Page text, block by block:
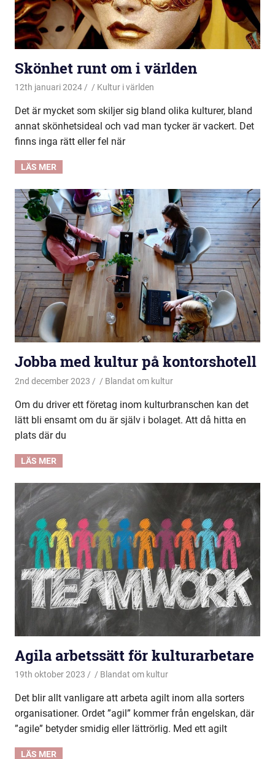
Skönhet runt om i världen
12th januari 2024 Kultur i världen
Det är mycket som skiljer sig bland olika kulturer, bland
annat skönhetsideal och vad man tycker är vackert. Det
finns inga rätt eller fel när
Jobba med kultur på kontorshotell
2nd december 2023 Blandat om kultur
Om du driver ett företag inom kulturbranschen kan det
lätt bli ensamt om du är själv i bolaget. Att då hitta en
plats där du
Agila arbetssätt för kulturarbetare
19th oktober 2023 Blandat om kultur
Det blir allt vanligare att arbeta agilt inom alla sorters
organisationer. Ordet ”agil” kommer från engelskan, där
”agile” betyder smidig eller lättrörlig. Med ett agilt